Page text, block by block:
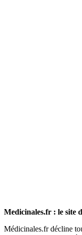
Medicinales.fr : le site
Médicinales.fr décline